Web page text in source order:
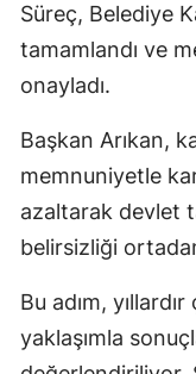
Süreç, Belediye
tamamlandı ve
onayladı.
Başkan Arıkan,
memnuniyetle
azaltarak devlet
belirsizliği
Bu adım,
yaklaşımla